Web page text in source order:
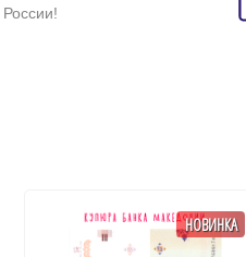
НОВИНКА